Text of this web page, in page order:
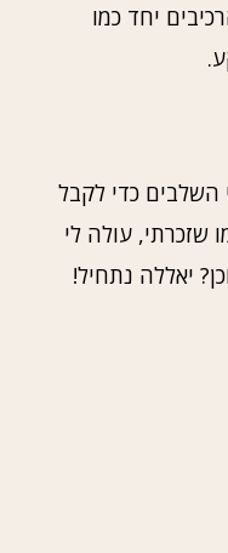
יחד כמו
השלבים כדי לקבל
שזכרתי, עולה לי
יאללה נתחיל!